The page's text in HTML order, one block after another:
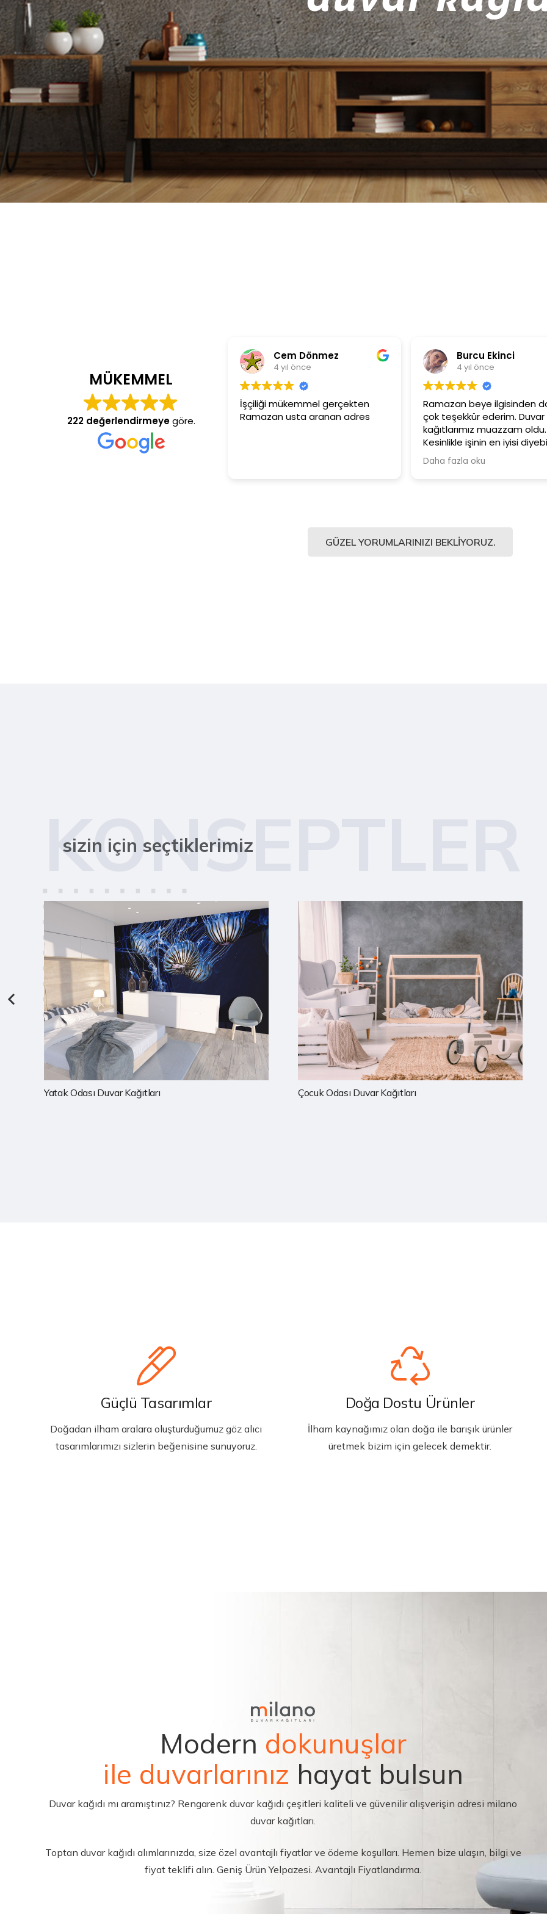
MÜKEMMEL
222 değerlendirmeyegöre.
Cem Dönmez
4 yıl önce
İşçiliği mükemmel gerçekten
Ramazan usta aranan adres
Burcu Ekinci
4 yıl önce
Ramazan beye ilgisinden
çok teşekkür ederim. Duvar
kağıtlarımız muazzam oldu.
Kesinlikle işinin en iyisi
Şiddetle tavsiye ediyorum.
Daha fazla oku
GÜZEL YORUMLARINIZI BEKLIYORUZ.
KONSEPTLER
sizin için seçtiklerimiz
Çocuk Odası Duvar Kağıtları Mutfak Duvar Kağıtları
Güçlü Tasarımlar
Doğadan ilham aralara oluşturduğumuz göz alıcı
tasarımlarımızı sizlerin beğenisine sunuyoruz.
Doğa Dostu Ürünler
İlham kaynağımız olan doğa ile barışık ürünler
üretmek bizim için gelecek demektir.
Modern dokunuşlar
ile duvarlarınız hayat bulsun
Duvar kağıdı mı aramıştınız? Rengarenk duvar kağıdı çeşitleri kaliteli ve güvenilir alışverişin adresi milano
duvar kağıtları.
Toptan duvar kağıdı alımlarınızda, size özel avantajlı fiyatlar ve ödeme koşulları. Hemen bize ulaşın, bilgi ve
fiyat teklifi alın. Geniş Ürün Yelpazesi. Avantajlı Fiyatlandırma.